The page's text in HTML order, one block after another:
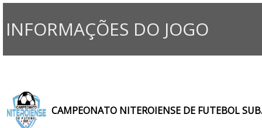
INFORMAÇÕES DO JOGO
CAMPEONATO NITEROIENSE DE FUTEBOL